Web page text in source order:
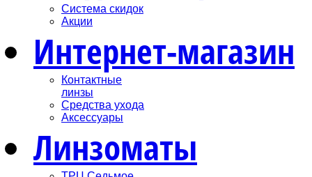
Система скидок
Акции
Интернет-магазин
Контактные
линзы
Средства ухода
Аксессуары
Линзоматы